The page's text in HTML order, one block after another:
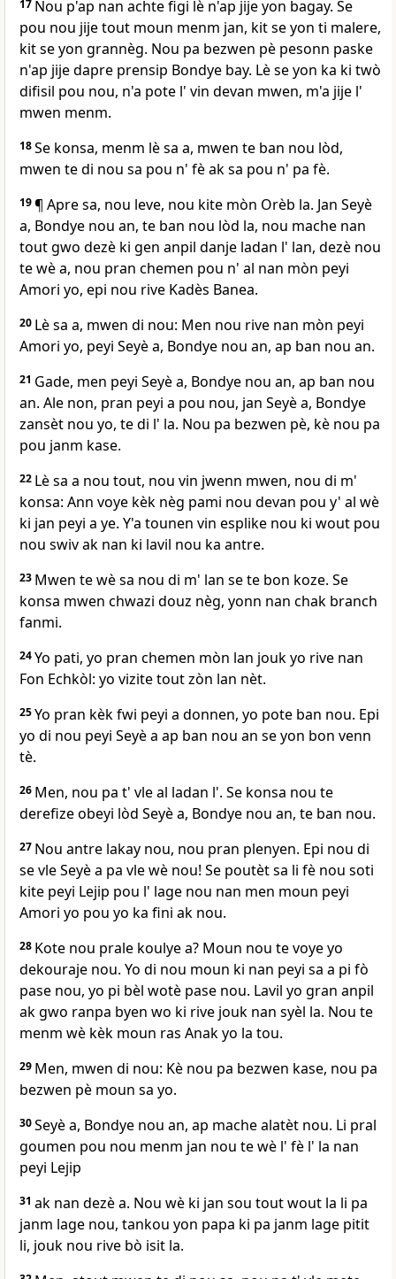
17 Nou p'ap nan achte figi lè n'ap jije yon bagay. Se
pou nou jije tout moun menm jan, kit se yon ti malere,
kit se yon grannèg. Nou pa bezwen pè pesonn paske
n'ap jije dapre prensip Bondye bay. Lè se yon ka ki twò
difisil pou nou, n'a pote l' vin devan mwen, m'a jije l'
mwen menm.
18Se konsa, menm lè sa a, mwen te ban nou lòd,
mwen te di nou sa pou n' fè ak sa pou n' pa fè.
19¶ Apre sa, nou leve, nou kite mòn Orèb la. Jan Seyè
a, Bondye nou an, te ban nou lòd la, nou mache nan
tout gwo dezè ki gen anpil danje ladan l' lan, dezè nou
te wè a, nou pran chemen pou n' al nan mòn peyi
Amori yo, epi nou rive Kadès Banea.
20 Lè sa a, mwen di nou: Men nou rive nan mòn peyi
Amori yo, peyi Seyè a, Bondye nou an, ap ban nou an.
21 Gade, men peyi Seyè a, Bondye nou an, ap ban nou
an. Ale non, pran peyi a pou nou, jan Seyè a, Bondye
zansèt nou yo, te di l' la. Nou pa bezwen pè, kè nou pa
pou janm kase.
22 Lè sa a nou tout, nou vin jwenn mwen, nou di m'
konsa: Ann voye kèk nèg pami nou devan pou y' al wè
ki jan peyi a ye. Y'a tounen vin esplike nou ki wout pou
nou swiv ak nan ki lavil nou ka antre.
23 Mwen te wè sa nou di m' lan se te bon koze. Se
konsa mwen chwazi douz nèg, yonn nan chak branch
fanmi.
24Yo pati, yo pran chemen mòn lan jouk yo rive nan
Fon Echkòl: yo vizite tout zòn lan nèt.
25Yo pran kèk fwi peyi a donnen, yo pote ban nou. Epi
yo di nou peyi Seyè a ap ban nou an se yon bon venn
tè.
26 Men, nou pa t' vle al ladan l'. Se konsa nou te
derefize obeyi lòd Seyè a, Bondye nou an, te ban nou.
27 Nou antre lakay nou, nou pran plenyen. Epi nou di
se vle Seyè a pa vle wè nou! Se poutèt sa li fè nou soti
kite peyi Lejip pou l' lage nou nan men moun peyi
Amori yo pou yo ka fini ak nou.
28 Kote nou prale koulye a? Moun nou te voye yo
dekouraje nou. Yo di nou moun ki nan peyi sa a pi fò
pase nou, yo pi bèl wotè pase nou. Lavil yo gran anpil
ak gwo ranpa byen wo ki rive jouk nan syèl la. Nou te
menm wè kèk moun ras Anak yo la tou.
29 Men, mwen di nou: Kè nou pa bezwen kase, nou pa
bezwen pè moun sa yo.
30Seyè a, Bondye nou an, ap mache alatèt nou. Li pral
goumen pou nou menm jan nou te wè l' fè l' la nan
peyi Lejip
31 ak nan dezè a. Nou wè ki jan sou tout wout la li pa
janm lage nou, tankou yon papa ki pa janm lage pitit
li, jouk nou rive bò isit la.